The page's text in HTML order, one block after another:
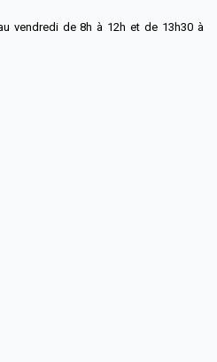
vendredi de 8h à 12h et de 13h30 à